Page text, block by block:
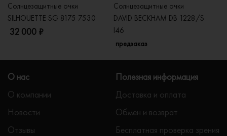
Солнцезащитные очки
SILHOUETTE SG 8175 7530
32 000 ₽
Солнцезащитные очки
DAVID BECKHAM DB 1228/S
I46
предзаказ
О нас
О компании
Новости
Отзывы
Полезная информация
Доставка и оплата
Обмен и возврат
Бесплатная проверка зрения